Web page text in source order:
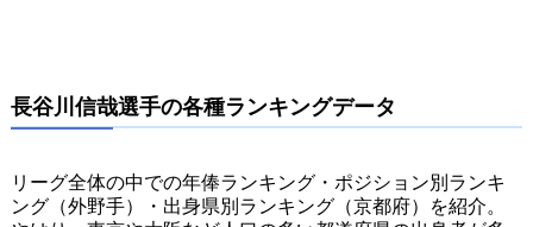
長谷川信哉選手の各種ランキングデータ
リーグ全体の中での年俸ランキング・ポジション別ランキ
ング（外野手）・出身県別ランキング（京都府）を紹介。